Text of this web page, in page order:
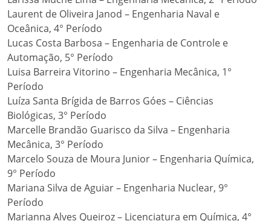
Laurent de Oliveira Janod – Engenharia Naval e
Oceânica, 4° Período
Lucas Costa Barbosa – Engenharia de Controle e
Automação, 5° Período
Luisa Barreira Vitorino – Engenharia Mecânica, 1°
Período
Luíza Santa Brígida de Barros Góes – Ciências
Biológicas, 3° Período
Marcelle Brandão Guarisco da Silva – Engenharia
Mecânica, 3° Período
Marcelo Souza de Moura Junior – Engenharia Química,
9° Período
Mariana Silva de Aguiar – Engenharia Nuclear, 9°
Período
Marianna Alves Queiroz – Licenciatura em Química, 4°